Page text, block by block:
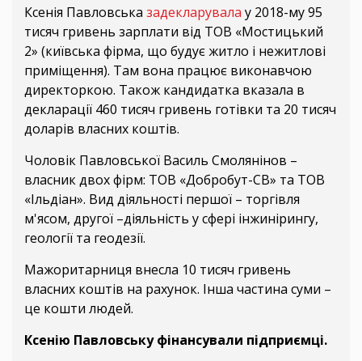
Ксенія Павловська задекларувала у 2018-му 95
тисяч гривень зарплати від ТОВ «Мостицький
2» (київська фірма, що будує житло і нежитлові
приміщення). Там вона працює виконавчою
директоркою. Також кандидатка вказала в
декларації 460 тисяч гривень готівки та 20 тисяч
доларів власних коштів.
Чоловік Павловської Василь Смолянінов –
власник двох фірм: ТОВ «Добробут-СВ» та ТОВ
«Ільдіан». Вид діяльності першої – торгівля
м'ясом, другої –діяльність у сфері інжинірингу,
геології та геодезії.
Мажоритарниця внесла 10 тисяч гривень
власних коштів на рахунок. Інша частина суми –
це кошти людей.
Ксенію Павловську фінансували підприємці.